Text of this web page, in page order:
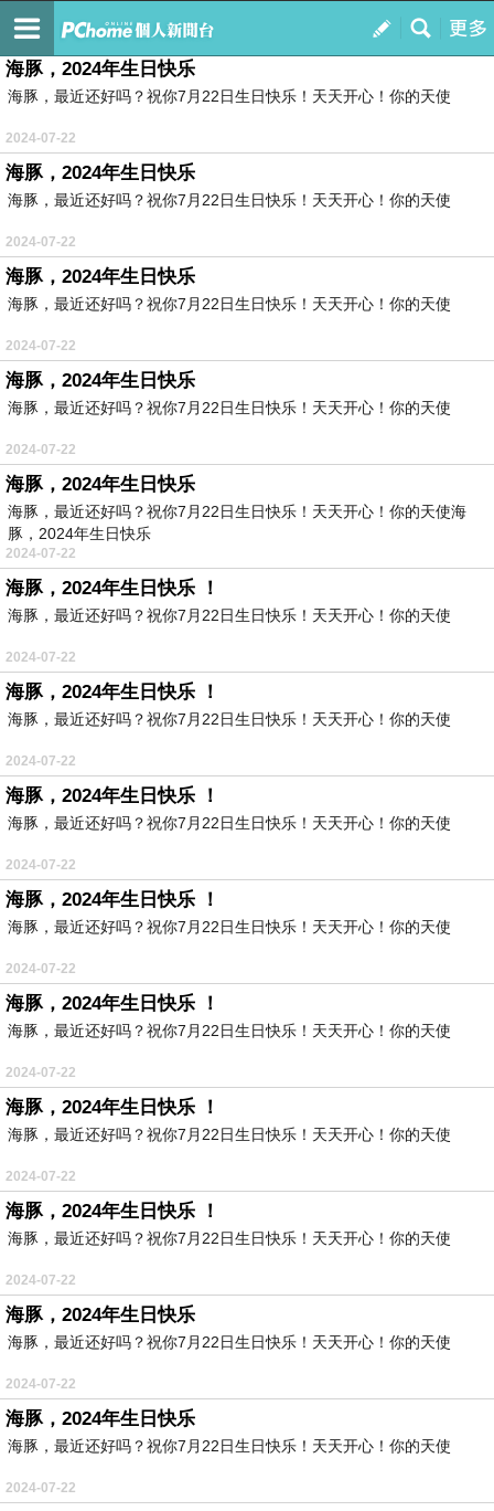
我的
訂閱
天使與海豚
海豚，2024年生日快乐
海豚，最近还好吗？祝你7月22日生日快乐！天天开心！你的天使
2024-07-22
海豚，2024年生日快乐
海豚，最近还好吗？祝你7月22日生日快乐！天天开心！你的天使
2024-07-22
海豚，2024年生日快乐
海豚，最近还好吗？祝你7月22日生日快乐！天天开心！你的天使
2024-07-22
海豚，2024年生日快乐
海豚，最近还好吗？祝你7月22日生日快乐！天天开心！你的天使
2024-07-22
海豚，2024年生日快乐
海豚，最近还好吗？祝你7月22日生日快乐！天天开心！你的天使海
豚，2024年生日快乐
2024-07-22
海豚，2024年生日快乐 ！
海豚，最近还好吗？祝你7月22日生日快乐！天天开心！你的天使
2024-07-22
海豚，2024年生日快乐 ！
海豚，最近还好吗？祝你7月22日生日快乐！天天开心！你的天使
2024-07-22
海豚，2024年生日快乐 ！
海豚，最近还好吗？祝你7月22日生日快乐！天天开心！你的天使
2024-07-22
海豚，2024年生日快乐 ！
海豚，最近还好吗？祝你7月22日生日快乐！天天开心！你的天使
2024-07-22
海豚，2024年生日快乐 ！
海豚，最近还好吗？祝你7月22日生日快乐！天天开心！你的天使
2024-07-22
海豚，2024年生日快乐 ！
海豚，最近还好吗？祝你7月22日生日快乐！天天开心！你的天使
2024-07-22
海豚，2024年生日快乐 ！
海豚，最近还好吗？祝你7月22日生日快乐！天天开心！你的天使
2024-07-22
海豚，2024年生日快乐
海豚，最近还好吗？祝你7月22日生日快乐！天天开心！你的天使
2024-07-22
海豚，2024年生日快乐
海豚，最近还好吗？祝你7月22日生日快乐！天天开心！你的天使
2024-07-22